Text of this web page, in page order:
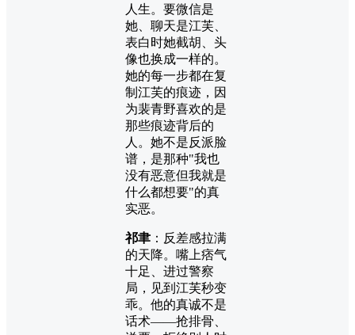
人生。要微信是
她、聊天是江芙、
表白时她截胡、头
像也换成一样的。
她的每一步都在复
制江芙的痕迹，因
为裴青野喜欢的是
那些痕迹背后的
人。她不是反派脸
谱，是那种"我也
没有恶意但我就是
什么都想要"的真
实恶。
祁聿 ：反差感拉满
的天降。嘴上痞气
十足、进过警察
局，见到江芙秒变
乖。他的真诚不是
话术——抢排骨、